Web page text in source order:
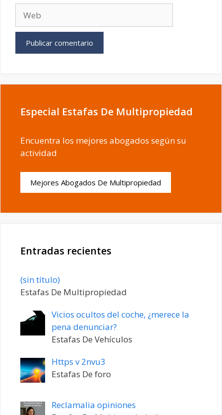
Especial Estafas De Multipropiedad
Encuentra los mejores abogados según su
actividad
Mejores Abogados De Multipropiedad
Entradas recientes
(sin título)Entrada
20198
Estafas De Multipropiedad
Vicios ocultos del coche, ¿merece la
pena denunciar?
Estafas De Vehículos
Https v 2nvu3
Estafas De foro
Reclamalia opiniones